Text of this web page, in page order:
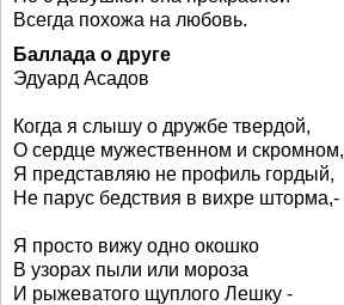
Всегда похожа на любовь.
Баллада о друге
Эдуард Асадов
Когда я слышу о дружбе твердой,
О сердце мужественном и скромном,
Я представляю не профиль гордый,
Не парус бедствия в вихре шторма,-
Я просто вижу одно окошко
В узорах пыли или мороза
И рыжеватого щуплого Лешку -